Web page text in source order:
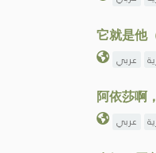
它就是他
عربي
阿依莎啊
عربي